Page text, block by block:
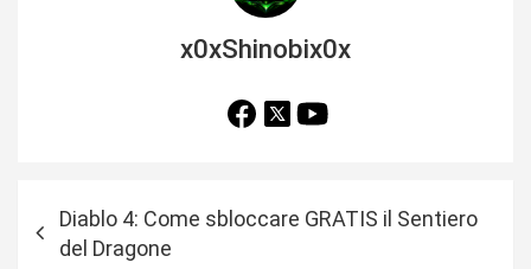
x0xShinobix0x
Diablo 4: Come sbloccare GRATIS il Sentiero
del Dragone